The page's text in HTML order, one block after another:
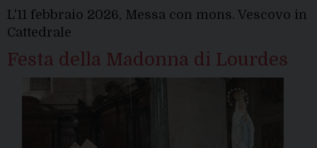
Vescovo
L'11 febbraio 2026, Messa con mons. Vescovo in
Cattedrale
Festa della Madonna di Lourdes